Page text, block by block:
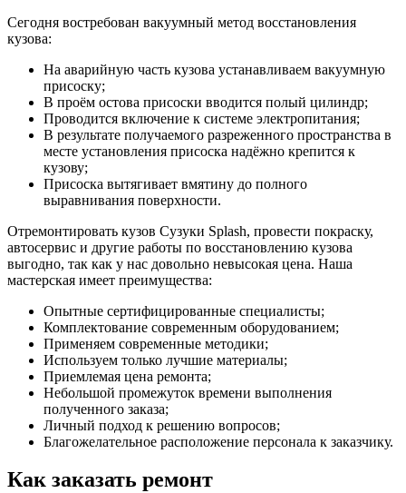
Сегодня востребован вакуумный метод восстановления
кузова:
На аварийную часть кузова устанавливаем вакуумную
присоску;
В проём остова присоски вводится полый цилиндр;
Проводится включение к системе электропитания;
В результате получаемого разреженного пространства в
месте установления присоска надёжно крепится к
кузову;
Присоска вытягивает вмятину до полного
выравнивания поверхности.
Отремонтировать кузов Сузуки Splash, провести покраску,
автосервис и другие работы по восстановлению кузова
выгодно, так как у нас довольно невысокая цена. Наша
мастерская имеет преимущества:
Опытные сертифицированные специалисты;
Комплектование современным оборудованием;
Применяем современные методики;
Используем только лучшие материалы;
Приемлемая цена ремонта;
Небольшой промежуток времени выполнения
полученного заказа;
Личный подход к решению вопросов;
Благожелательное расположение персонала к заказчику.
Как заказать ремонт